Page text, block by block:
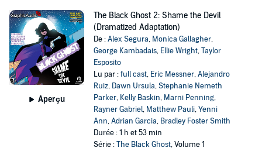
Aperçu
The Black Ghost 2: Shame the Devil
(Dramatized Adaptation)
De :Alex Segura, Monica Gallagher,
George Kambadais, Ellie Wright,Taylor
Esposito
Lu par :full cast, Eric Messner,Alejandro
Ruiz, Dawn Ursula,Stephanie Nemeth
Parker, Kelly Baskin, Marni Penning,
Rayner Gabriel, Matthew Pauli,Yenni
Ann,Adrian Garcia, Bradley Foster Smith
Durée : 1 h et 53 min
Série :The Black Ghost, Volume 1